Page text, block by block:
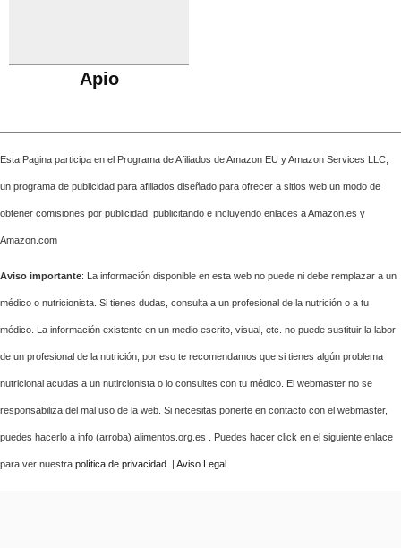
Apio
Esta Pagina participa en el Programa de Afiliados de Amazon EU y Amazon Services LLC,
un programa de publicidad para afiliados diseñado para ofrecer a sitios web un modo de
obtener comisiones por publicidad, publicitando e incluyendo enlaces a Amazon.es y
Amazon.com
Aviso importante: La información disponible en esta web no puede ni debe remplazar a un
médico o nutricionista. Si tienes dudas, consulta a un profesional de la nutrición o a tu
médico. La información existente en un medio escrito, visual, etc. no puede sustituir la labor
de un profesional de la nutrición, por eso te recomendamos que si tienes algún problema
nutricional acudas a un nutircionista o lo consultes con tu médico. El webmaster no se
responsabiliza del mal uso de la web. Si necesitas ponerte en contacto con el webmaster,
puedes hacerlo a info (arroba) alimentos.org.es . Puedes hacer click en el siguiente enlace
para ver nuestra política de privacidad . | Aviso Legal